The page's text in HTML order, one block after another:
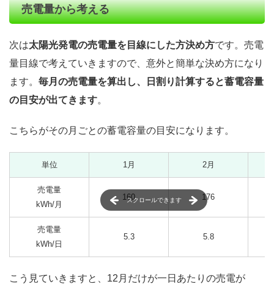
売電量から考える
次は太陽光発電の売電量を目線にした方決め方です。売電
量目線で考えていきますので、意外と簡単な決め方になり
ます。 毎月の売電量を算出し、日割り計算すると蓄電容量
の目安が出てきます。
こちらがその月ごとの蓄電容量の目安になります。
単位 1月 2月
売電量
kWh/月
160 176
売電量
kWh/日
5.3 5.8
スクロールできます
こう見ていきますと、12月だけが一日あたりの売電が